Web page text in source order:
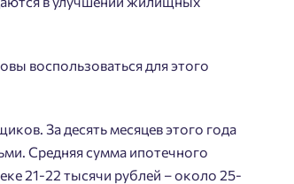
воспользоваться для этого
За десять месяцев этого года
Средняя сумма ипотечного
21-22 тысячи рублей – около 25-
контакты и мы вам перезвоним.
подборками
квартиры за 3 минуты